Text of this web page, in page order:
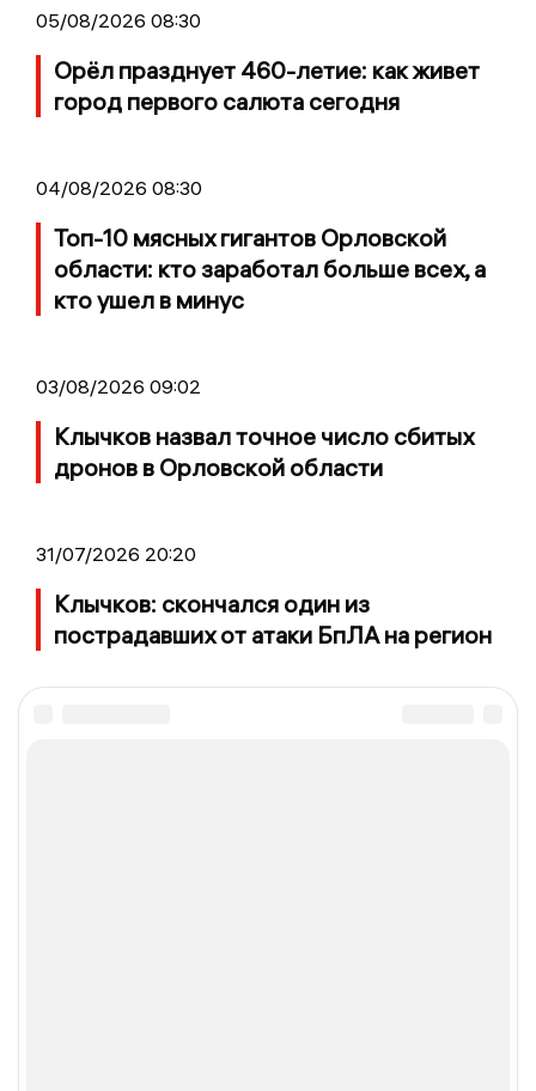
05/08/2026 08:30
Орёл празднует 460-летие: как живет
город первого салюта сегодня
04/08/2026 08:30
Топ-10 мясных гигантов Орловской
области: кто заработал больше всех, а
кто ушел в минус
03/08/2026 09:02
Клычков назвал точное число сбитых
дронов в Орловской области
31/07/2026 20:20
Клычков: скончался один из
пострадавших от атаки БпЛА на регион